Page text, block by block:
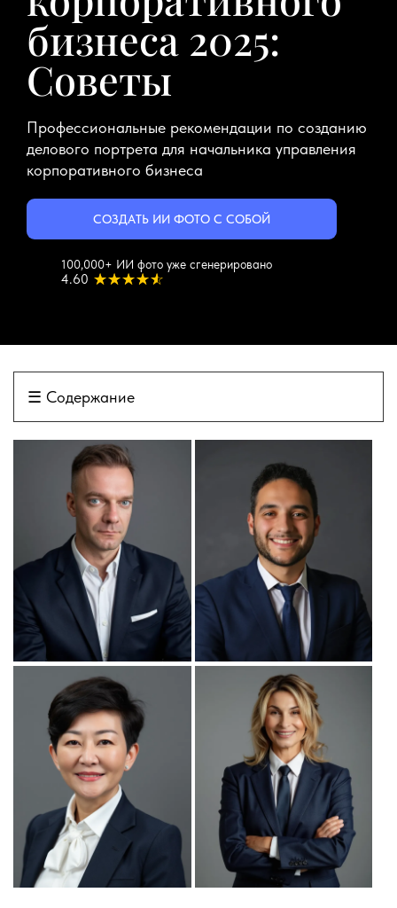
бизнеса 2025:
Советы
Профессиональные рекомендации по созданию
делового портрета для начальника управления
корпоративного бизнеса
СОЗДАТЬ ИИ ФОТО С СОБОЙ
100,000+ ИИ фото уже сгенерировано
4.60
☰ Содержание